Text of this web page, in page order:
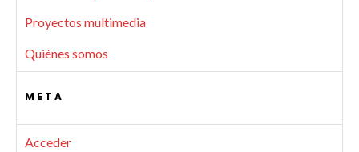
Proyectos multimedia
Quiénes somos
META
Acceder